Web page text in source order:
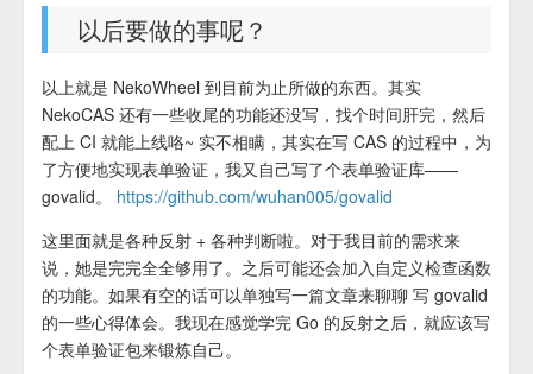
以后要做的事呢？
以上就是 NekoWheel 到目前为止所做的东西。其实
NekoCAS 还有一些收尾的功能还没写，找个时间肝完，然后
配上 CI 就能上线咯~ 实不相瞒，其实在写 CAS 的过程中，为
了方便地实现表单验证，我又自己写了个表单验证库——
govalid。 https://github.com/wuhan005/govalid
这里面就是各种反射 + 各种判断啦。对于我目前的需求来
说，她是完完全全够用了。之后可能还会加入自定义检查函数
的功能。如果有空的话可以单独写一篇文章来聊聊 写 govalid
的一些心得体会。我现在感觉学完 Go 的反射之后，就应该写
个表单验证包来锻炼自己。